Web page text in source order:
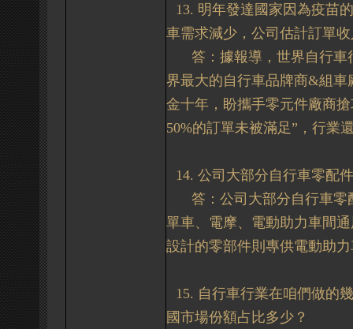
13. 明年發達國家因為疫苗
車需求減少，公司估計訂單
答：據報導，世界自行車
界最大的自行車品牌商&組車
金十年，盼攜手零元件廠商
50%的訂單未被滿足”，行業
14. 公司大部分自行車零配
答：公司 大部分自行車零
單車、電摩、電動助力車間
設計的零部件則專供電動助
15. 自行車行業在咱們做的
國市場份額占比多少？